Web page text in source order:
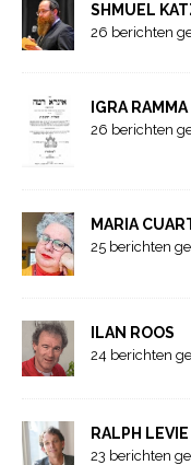
SHMUEL
26 berichten
IGRA RAMMA
26 berichten
MARIA
25 berichten
ILAN ROOS
24 berichten
RALPH LEVIE
23 berichten